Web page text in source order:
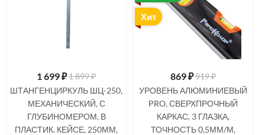
1 699₽1 899 ₽
ШТАНГЕНЦИРКУЛЬ ШЦ-250,
МЕХАНИЧЕСКИЙ, С
ГЛУБИНОМЕРОМ, В
ПЛАСТИК. КЕЙСЕ, 250ММ,
Хит
869₽919 ₽
УРОВЕНЬ АЛЮМИНИЕВЫЙ
PRO, СВЕРХПРОЧНЫЙ
КАРКАС, 3 ГЛАЗКА,
ТОЧНОСТЬ 0,5ММ/М,